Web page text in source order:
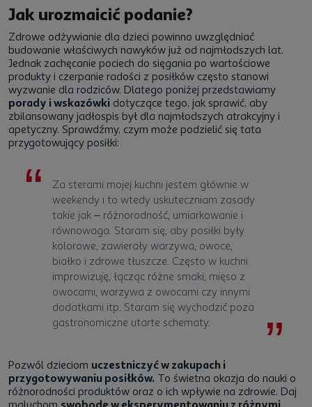
Jak urozmaicić podanie?
Zdrowe odżywianie dla dzieci powinno uwzględniać
budowanie właściwych nawyków już od najmłodszych lat.
Jednak zachęcanie pociech do sięgania po wartościowe
produkty i czerpanie radości z posiłków często stanowi
wyzwanie dla rodziców. Dlatego poniżej przedstawiamy
porady i wskazówki dotyczące tego, jak sprawić, aby
zbilansowany jadłospis był dla najmłodszych atrakcyjny i
apetyczny. Sprawdźmy, czym może podzielić się tata
przygotowujący posiłki:
Za sterami mojej kuchni jestem głównie w
weekendy i to wtedy uskuteczniam zasady
takie jak – różnorodność, umiarkowanie i
równowaga. Staram się, aby posiłki były
kolorowe, zawierały warzywa, owoce,
białko i zdrowe tłuszcze. Często w kuchni
improwizuję, łącząc różne smaki, mięso z
owocami, warzywa z owocami czy innymi
dodatkami itp. Staram się wychodzić poza
gastronomiczne utarte schematy.
Pozwól dzieciom uczestniczyć w zakupach i
przygotowywaniu posiłków. To świetna okazja do nauki o
różnorodności produktów oraz o ich wpływie na zdrowie. Daj
maluchom swobodę w eksperymentowaniu z różnymi